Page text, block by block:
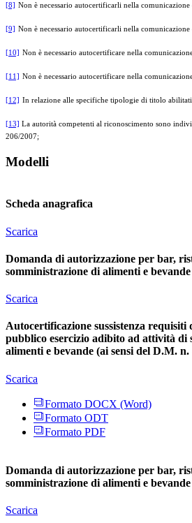
[8] Non è necessario autocertificarli nella comunicazione
[9] Non è necessario autocertificarli nella comunicazione
[10] Non è necessario autocertificare nella
[11] Non è necessario autocertificare nella
[12] In relazione alle specifiche tipologie di titolo
[13] La autorità competenti al riconoscimento sono
206/2007;
Modelli
Scheda anagrafica
Scarica
Domanda di autorizzazione per bar,
somministrazione di alimenti e
Scarica
Autocertificazione sussistenza
pubblico esercizio adibito ad attività di
alimenti e bevande (ai sensi del D.M. n.
Scarica
Formato DOCX (Word)
Formato ODT
Formato PDF
Domanda di autorizzazione per bar,
somministrazione di alimenti e
Scarica